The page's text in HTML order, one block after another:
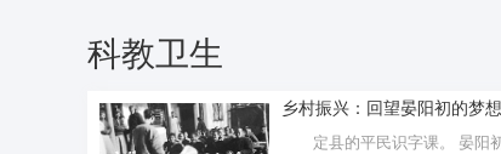
科教卫生
乡村振兴：回望晏阳初的梦
定县的平民识字课。 晏阳